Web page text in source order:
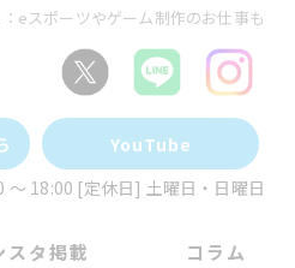
eスポーツやゲーム制作のお仕事も
YouTube
～ 18:00 [定休日] 土曜日・日曜日
スタ掲載 コラム